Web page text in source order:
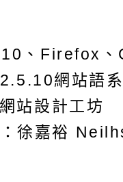
、Firefox
網站語
站設計工坊
徐嘉裕